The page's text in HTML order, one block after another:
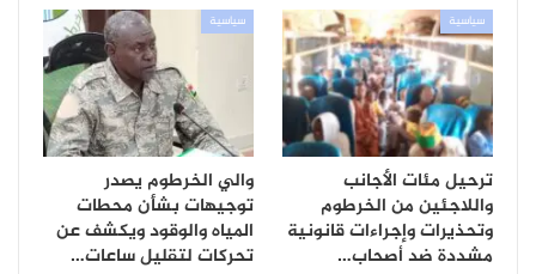
سياسية
ترحيل مئات الأجانب
واللاجئين من الخرطوم
وتحذيرات وإجراءات قانونية
مشددة ضد أصحاب…
سياسية
والي الخرطوم يصدر
توجيهات بشأن محطات
المياه والوقود ويكشف عن
تحركات لتقليل ساعات…